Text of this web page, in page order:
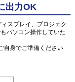
出力OK
スプレイ、プロジェク
パソコン操作していた
自身でご準備ください